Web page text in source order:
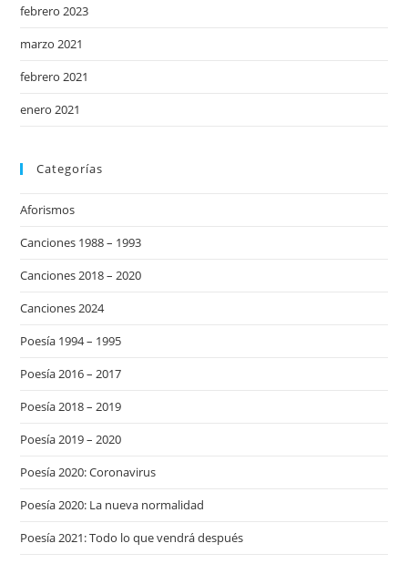
febrero 2023
marzo 2021
febrero 2021
enero 2021
Categorías
Aforismos
Canciones 1988 – 1993
Canciones 2018 – 2020
Canciones 2024
Poesía 1994 – 1995
Poesía 2016 – 2017
Poesía 2018 – 2019
Poesía 2019 – 2020
Poesía 2020: Coronavirus
Poesía 2020: La nueva normalidad
Poesía 2021: Todo lo que vendrá después